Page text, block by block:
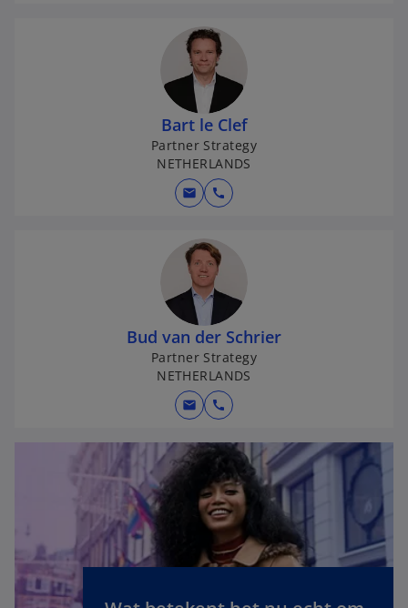
s
i
n
a
n
e
Bart le Clef
Partner Strategy
NETHERLANDS
mail call
Bud van der Schrier
Partner Strategy
NETHERLANDS
mail call